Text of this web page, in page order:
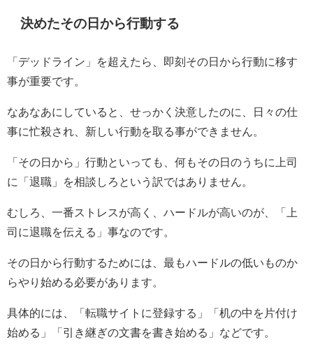
決めたその日から行動する
「デッドライン」を超えたら、即刻その日から行動に移す
事が重要です。
なあなあにしていると、せっかく決意したのに、日々の仕
事に忙殺され、新しい行動を取る事ができません。
「その日から」行動といっても、何もその日のうちに上司
に「退職」を相談しろという訳ではありません。
むしろ、一番ストレスが高く、ハードルが高いのが、「上
司に退職を伝える」事なのです。
その日から行動するためには、最もハードルの低いものか
らやり始める必要があります。
具体的には、「転職サイトに登録する」「机の中を片付け
始める」「引き継ぎの文書を書き始める」などです。